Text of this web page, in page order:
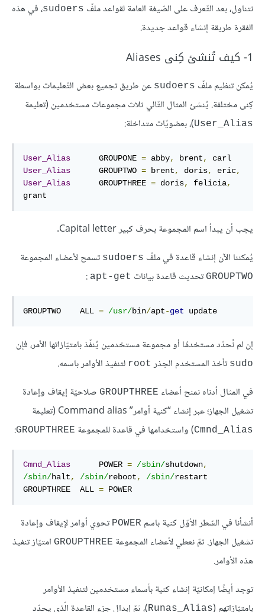
نتناول، بعد التّعرف على الصّيغة العامة لقواعد ملفّ sudoers، في هذه
الفقرة طريقة إنشاء قواعد جديدة.
1- كيف تُنشئ كِنى Aliases
يُمكن تنظيم ملفّ sudoers عن طريق تجميع بعض التّعليمات بواسطة
كِنى مختلفة. يُنشئ المثال التّالي ثلاث مجموعات مستخدمين (تعليمة
User_Alias)، بعضويّات متداخلة:
User_Alias
      GROUPONE
= abby, brent,
User_Alias
      GROUPTWO
= brent, doris, eric,
User_Alias
      GROUPTHREE
= doris, felicia,
grant
يجب أن يبدأ اسم المجموعة بحرف كبير Capital letter.
يُمكننا الآن إنشاء قاعدة في ملفّ sudoers تسمح لأعضاء المجموعة
GROUPTWO تحديث قاعدة بيانات apt-get
:
GROUPTWO    ALL = /usr/bin/apt-get update
إن لم نُحدّد مستخدمًا أو مجموعة مستخدمين يُنفّذ بامتيّازاتها الأمر، فإن
sudo تأخذ المستخدم الجذر root لتنفيذ الأوامر باسمه.
في المثال أدناه نمنح أعضاء GROUPTHREE صلاحيّة إيقاف وإعادة
تشغيل الجهاز؛ عبر إنشاء “كنية أوامر” Command alias (تعليمة
Cmnd_Alias) واستخدامها في قاعدة للمجموعة GROUPTHREE
:
Cmnd_Alias
      POWER
= /sbin/shutdown,
/sbin/halt, /sbin/reboot, /sbin/restart
GROUPTHREE  ALL = POWER
أنشأنا في السّطر الأوّل كنية باسم POWER تحوي أوامر لإيقاف وإعادة
تشغيل الجهاز. ثمّ نعطي لأعضاء المجموعة GROUPTHREE امتيّاز تنفيذ
هذه الأوامر.
توجد أيضًا إمكانيّة إنشاء كنية بأسماء مستخدمين لتنفيذ الأوامر
بامتيّازاتهم (Runas_Alias)، ثمّ إبدال جزء القاعدة الّذي يحدّد